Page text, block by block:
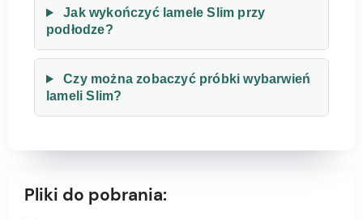
Jak wykończyć lamele Slim przy
podłodze?
Czy można zobaczyć próbki wybarwień
lameli Slim?
Pliki do pobrania: